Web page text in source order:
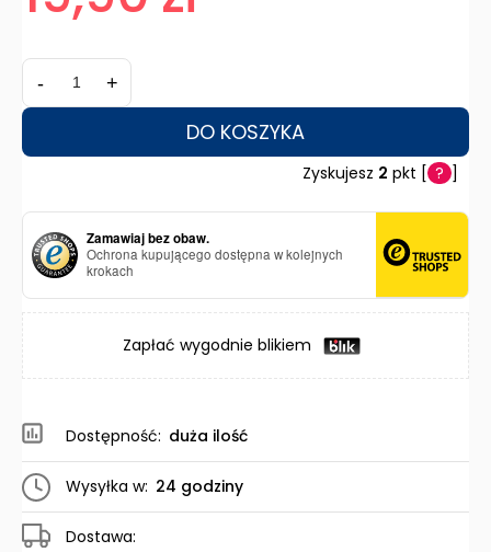
- +
DO KOSZYKA
Zyskujesz 2 pkt [ ? ]
Zamawiaj bez obaw.
Ochrona kupującego dostępna w kolejnych
krokach
Zapłać wygodnie blikiem
Dostępność: duża ilość
Wysyłka w: 24 godziny
Dostawa: